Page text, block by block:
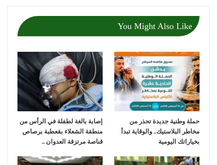
You Might Also Like
حملة وطنية جديدة تحذر من
مخاطر البلاستيك.. والوقاية تبدأ
بخياراتك اليومية
إصابة بالغة لطفلة في الرأس من
منطقة الشعلاء بقعطبة برصاص
قناصة مرتزقة العدوان ..